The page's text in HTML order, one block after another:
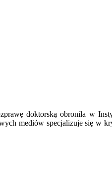
doktorską obroniła w
mediów specjalizuje się w